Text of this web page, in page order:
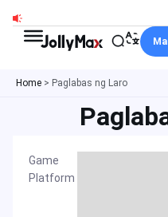
content
Home > Paglabas ng Laro
Game
Platform